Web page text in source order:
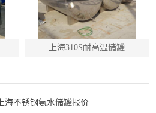
上海310S耐高温储罐
上海不锈钢氨水储罐报价